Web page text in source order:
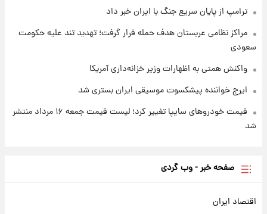
ترامپ از پایان سریع جنگ با ایران خبر داد
مراکز نظامی عربستان هدف حمله قرار گرفت؛ تهدید تند علیه حکومت
سعودی
واکنش همتی به اظهارات وزیر خزانه‌داری آمریکا
ایرج خواننده پیشکسوت موسیقی ایران بستری شد
قیمت خودروهای سایپا تغییر کرد؛ لیست قیمت جمعه ۱۶ مرداد منتشر
شد
صفحه خبر - وب گردی
اقتصاد ایران